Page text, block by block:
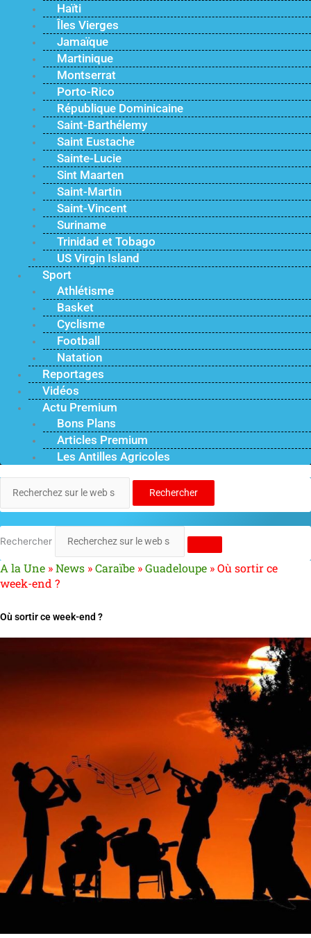
Haïti
Îles Vierges
Jamaïque
Martinique
Montserrat
Porto-Rico
République Dominicaine
Saint-Barthélemy
Saint Eustache
Sainte-Lucie
Sint Maarten
Saint-Martin
Saint-Vincent
Suriname
Trinidad et Tobago
US Virgin Island
Sport
Athlétisme
Basket
Cyclisme
Football
Natation
Reportages
Vidéos
Actu Premium
Bons Plans
Articles Premium
Les Antilles Agricoles
Rechercher
Rechercher
A la Une »News »Caraïbe »Guadeloupe »Où sortir ce
week-end ?
Où sortir ce week-end ?